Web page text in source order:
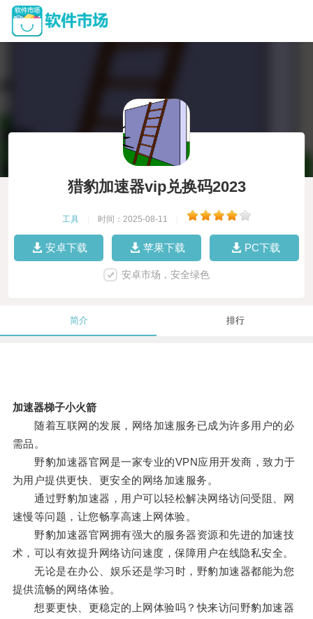
猎豹加速器vip兑换码2023
工具 时间：2025-08-11
安卓下载 苹果下载 PC下载
安卓市场，安全绿色
简介 排行
加速器梯子小火箭
随着互联网的发展，网络加速服务已成为许多用户的必
需品。
野豹加速器官网是一家专业的VPN应用开发商，致力于
为用户提供更快、更安全的网络加速服务。
通过野豹加速器，用户可以轻松解决网络访问受阻、网
速慢等问题，让您畅享高速上网体验。
野豹加速器官网拥有强大的服务器资源和先进的加速技
术，可以有效提升网络访问速度，保障用户在线隐私安全。
无论是在办公、娱乐还是学习时，野豹加速器都能为您
提供流畅的网络体验。
想要更快、更稳定的上网体验吗？快来访问野豹加速器